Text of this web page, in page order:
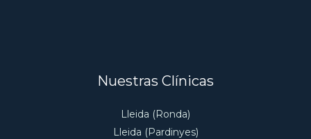
Nuestras Clínicas
Lleida (Ronda)
Lleida (Pardinyes)